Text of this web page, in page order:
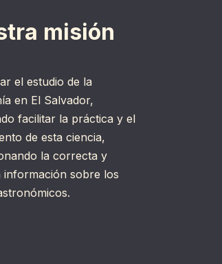
misión
el estudio de la
en El Salvador,
facilitar la práctica y el
de esta ciencia,
la correcta y
sobre los